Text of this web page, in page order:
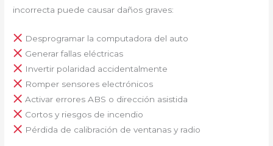
incorrecta puede causar daños graves:
Desprogramar la computadora del auto
Generar fallas eléctricas
Invertir polaridad accidentalmente
Romper sensores electrónicos
Activar errores ABS o dirección asistida
Cortos y riesgos de incendio
Pérdida de calibración de ventanas y radio